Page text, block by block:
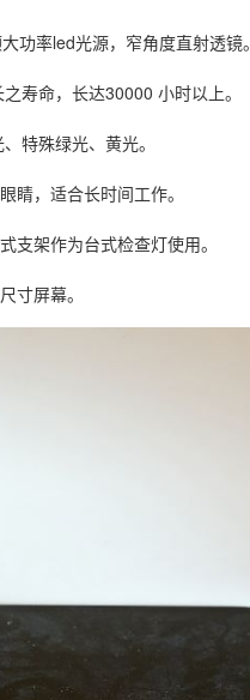
功率led光源，窄角度直射透镜。
寿命，长达30000 小时以上。
特殊绿光、黄光。
睛，适合长时间工作。
支架作为台式检查灯使用。
寸屏幕。